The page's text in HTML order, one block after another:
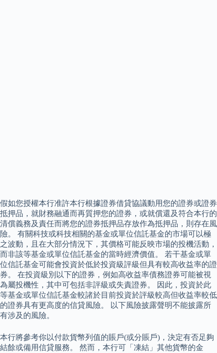
假如您授權本行准許本行根據證券借貸協議動用您的證券或證券
抵押品，就財務融通而再質押您的證券，或就償還及符合本行的
清償義務及責任而將您的證券抵押品存放作為抵押品，則存在風
險。 有關科技或科技相關的基金或單位信託基金的市場可以極
之波動，且在大部分情況下，其價格可能反映市場的投機活動，
而非該等基金或單位信託基金的當時經濟價值。 若干基金或單
位信託基金可能會投資於低於投資級評級但具有較高收益率的證
券。 在投資級別以下的證券，例如高收益率債務證券可能被視
為屬投機性，其中可包括非評級或失責證券。 因此，投資於此
等基金或單位信託基金較諸於目前投資於評級較高但收益率較低
的證券具有更高度的信貸風險。 以下風險披露聲明不能披露所
有涉及的風險。
本行將參考你以付款貨幣列值的賬戶(或分賬戶)，決定有否足夠
結餘或備用信貸服務。 然而，本行可「凍結」其他貨幣的金